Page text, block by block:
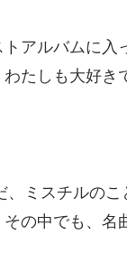
アルバムに入
わたしも大好き
、ミスチルの
の中でも、名